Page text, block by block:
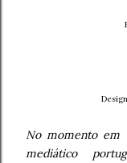
No momento em
mediático